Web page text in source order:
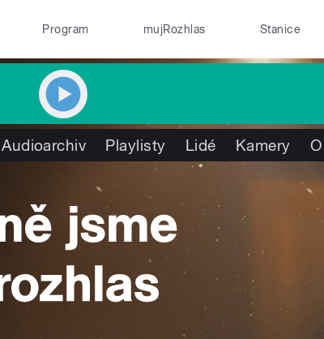
Program mujRozhlas Stanice
Audioarchiv Playlisty Lidé Kamery